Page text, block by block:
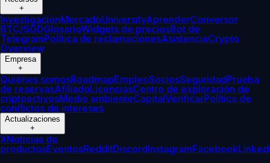
+
InvestigaciónMercadoUniversityAprenderConversor
BTC/SGDGlosarioWidgets de preciosBot de
TelegramPolítica de reclamacionesAsistenciaCrypto
Overview
Empresa
+
Quiénes somosRoadmapEmpleoSociosSeguridadPrueba
de reservasAfiliadoLicenciasCentro de exploración de
criptoactivosMedio ambienteCapitalVerificarPolítica de
conflictos de intereses
Actualizaciones
+
XNoticias de
productosEventosRedditDiscordInstagramFacebook